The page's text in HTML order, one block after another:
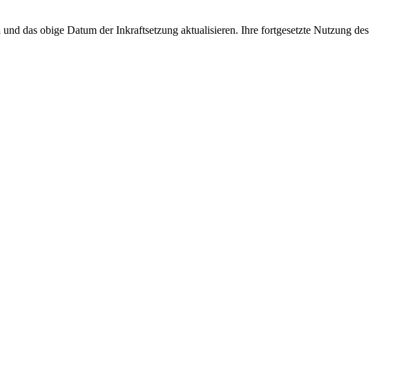
das obige Datum der Inkraftsetzung aktualisieren. Ihre fortgesetzte Nutzung des